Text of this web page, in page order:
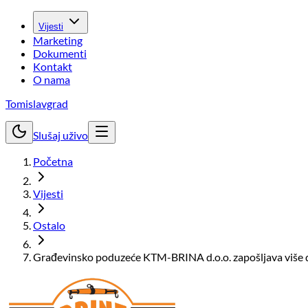
Vijesti
Marketing
Dokumenti
Kontakt
O nama
Tomislavgrad
Slušaj uživo
Početna
Vijesti
Ostalo
Građevinsko poduzeće KTM-BRINA d.o.o. zapošljava više